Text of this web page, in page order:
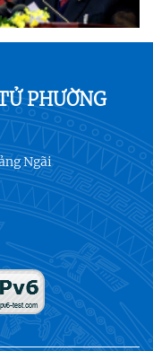
PHƯỜNG
Ngãi